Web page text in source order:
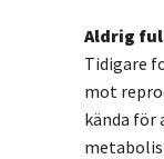
Aldrig
Tidigare
mot
kända